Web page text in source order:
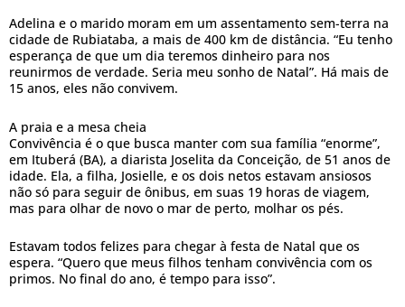
Adelina e o marido moram em um assentamento sem-terra na
cidade de Rubiataba, a mais de 400 km de distância. “Eu tenho
esperança de que um dia teremos dinheiro para nos
reunirmos de verdade. Seria meu sonho de Natal”. Há mais de
15 anos, eles não convivem.
A praia e a mesa cheia
Convivência é o que busca manter com sua família “enorme”,
em Ituberá (BA), a diarista Joselita da Conceição, de 51 anos de
idade. Ela, a filha, Josielle, e os dois netos estavam ansiosos
não só para seguir de ônibus, em suas 19 horas de viagem,
mas para olhar de novo o mar de perto, molhar os pés.
Estavam todos felizes para chegar à festa de Natal que os
espera. “Quero que meus filhos tenham convivência com os
primos. No final do ano, é tempo para isso”.